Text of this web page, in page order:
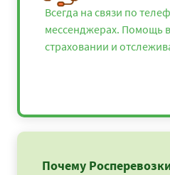
Всегда на связи по
мессенджерах. Помощь
страховании и
Почему